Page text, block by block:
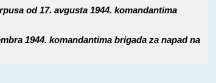
od 17. avgusta 1944. komandantima
1944. komandantima brigada za napad na